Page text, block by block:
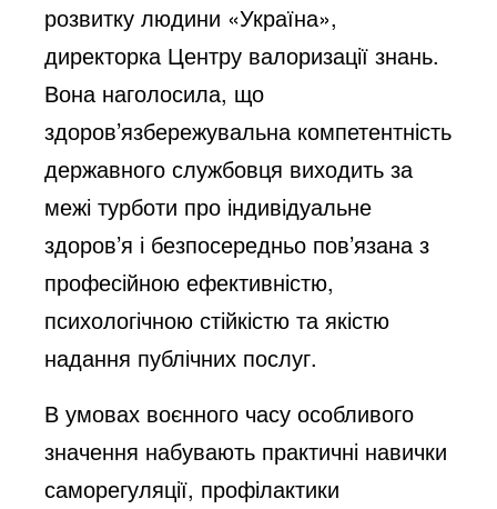
розвитку людини «Україна»,
директорка Центру валоризації знань.
Вона наголосила, що
здоров’язбережувальна компетентність
державного службовця виходить за
межі турботи про індивідуальне
здоров’я і безпосередньо пов’язана з
професійною ефективністю,
психологічною стійкістю та якістю
надання публічних послуг.
В умовах воєнного часу особливого
значення набувають практичні навички
саморегуляції, профілактики